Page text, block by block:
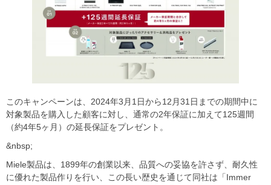
このキャンペーンは、2024年3月1日から12月31日までの期間中に
対象製品を購入した顧客に対し、通常の2年保証に加えて125週間
（約4年5ヶ月）の延長保証をプレゼント。
&nbsp;
Miele製品は、1899年の創業以来、品質への妥協を許さず、耐久性
に優れた製品作りを行い、この長い歴史を通じて同社は「Immer